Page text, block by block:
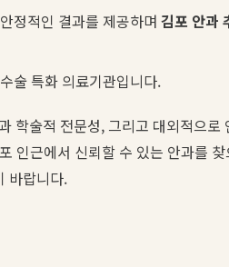
정적인 결과를 제공하며 김포 안과
술 특화 의료기관입니다.
학술적 전문성, 그리고 대외적으로
인근에서 신뢰할 수 있는 안과를
바랍니다.